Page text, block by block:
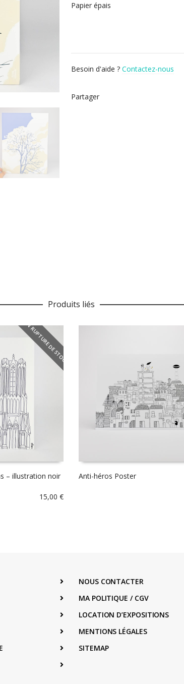
Papier épais
Besoin d'aide ? Contactez-nous
Partager
Produits liés
EN RUPTURE DE STOCK
– illustration noir
15,00 €
Anti-héros Poster
NOUS CONTACTER
MA POLITIQUE / CGV
LOCATION D’EXPOSITIONS
MENTIONS LÉGALES
SITEMAP